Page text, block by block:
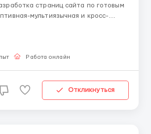
Работа онлайн
Откликнуться